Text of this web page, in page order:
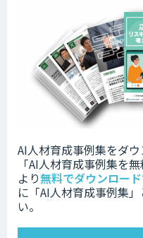
AI人材育成事例集をダ
「AI人材育成事例集を
より無料でダウンロード
に「AI人材育成事例集
い。